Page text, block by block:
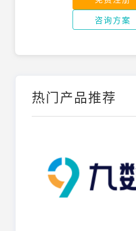
咨询方案
热门产品推荐